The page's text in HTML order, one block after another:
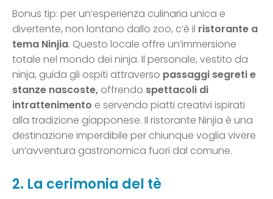
Bonus tip: per un’esperienza culinaria unica e
divertente, non lontano dallo zoo, c’è il ristorante a
tema Ninjia. Questo locale offre un’immersione
totale nel mondo dei ninja. Il personale, vestito da
ninja, guida gli ospiti attraverso passaggi segreti e
stanze nascoste, offrendo spettacoli di
intrattenimento e servendo piatti creativi ispirati
alla tradizione giapponese. Il ristorante Ninjia è una
destinazione imperdibile per chiunque voglia vivere
un’avventura gastronomica fuori dal comune.
2. La cerimonia del tè